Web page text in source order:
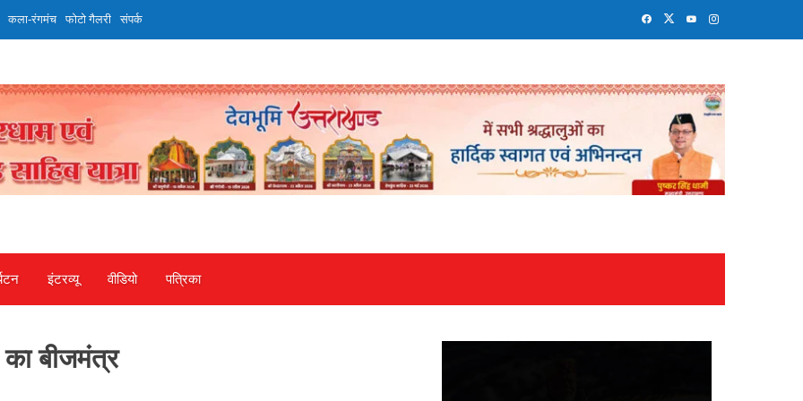
कला-रंगमंच फोटो गैलरी संपर्क
इंटरव्‍यू वीडियो पत्रिका
बीजमंत्र